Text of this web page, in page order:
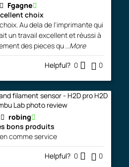
Fgagne
choix
qui
un travail excellent et réussi à
des pieces qu...More
Helpful? 0 0
robing
bons produits
comme service
Helpful? 0 0